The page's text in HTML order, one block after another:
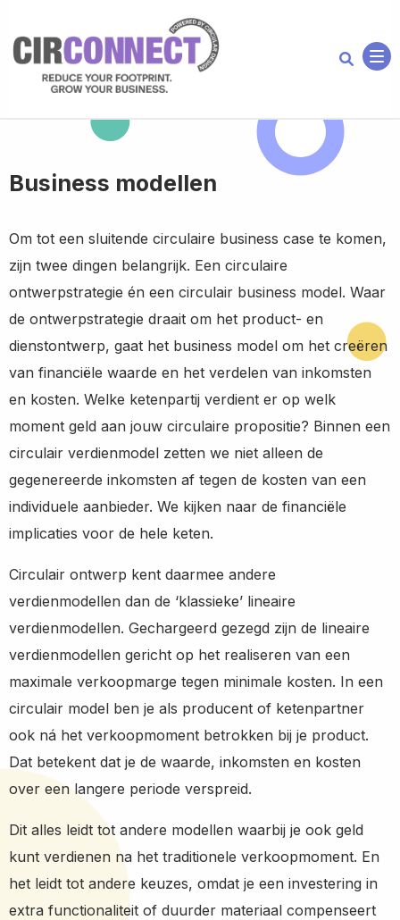
Business modellen
Om tot een sluitende circulaire business case te komen,
zijn twee dingen belangrijk. Een circulaire
ontwerpstrategie én een circulair business model. Waar
de ontwerpstrategie draait om het product- en
dienstontwerp, gaat het business model om het creëren
van financiële waarde en het verdelen van inkomsten
en kosten. Welke ketenpartij verdient er op welk
moment geld aan jouw circulaire propositie? Binnen een
circulair verdienmodel zetten we niet alleen de
gegenereerde inkomsten af tegen de kosten van een
individuele aanbieder. We kijken naar de financiële
implicaties voor de hele keten.
Circulair ontwerp kent daarmee andere
verdienmodellen dan de ‘klassieke’ lineaire
verdienmodellen. Gechargeerd gezegd zijn de lineaire
verdienmodellen gericht op het realiseren van een
maximale verkoopmarge tegen minimale kosten. In een
circulair model ben je als producent of ketenpartner
ook ná het verkoopmoment betrokken bij je product.
Dat betekent dat je de waarde, inkomsten en kosten
over een langere periode verspreid.
Dit alles leidt tot andere modellen waarbij je ook geld
kunt verdienen na het traditionele verkoopmoment. En
het leidt tot andere keuzes, omdat je een investering in
extra functionaliteit of duurder materiaal compenseert